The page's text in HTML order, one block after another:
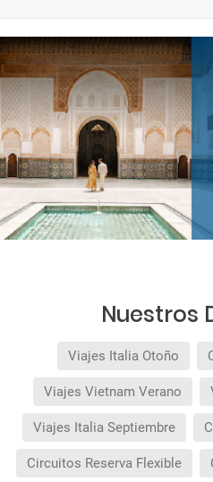
Nuestros
Viajes Italia Otoño
Viajes Vietnam Verano
Viajes Italia Septiembre
Circuitos Reserva Flexible